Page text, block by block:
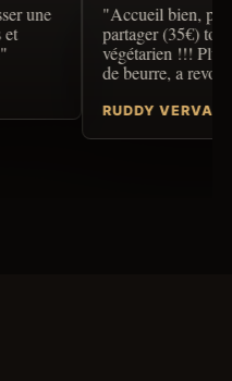
"Accueil bien, par contre
partager (35€) tout le
végétarien !!! Plus de
de beurre, a revoir votre
RUDDY VERVAEKE